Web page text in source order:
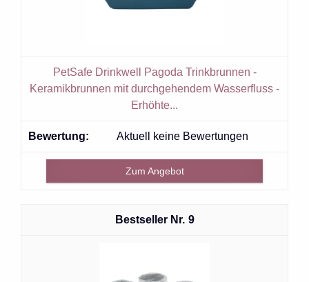
PetSafe Drinkwell Pagoda Trinkbrunnen -
Keramikbrunnen mit durchgehendem Wasserfluss -
Erhöhte...
Aktuell keine Bewertungen
Zum Angebot
9